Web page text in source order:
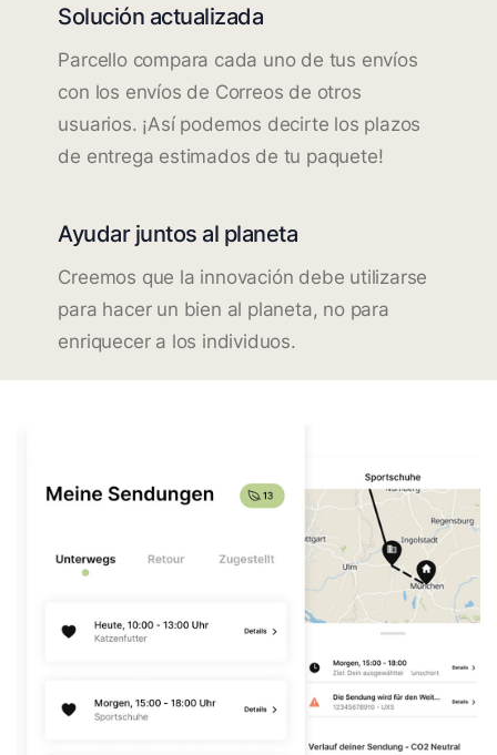
Solución actualizada
Parcello compara cada uno de tus envíos
con los envíos de Correos de otros
usuarios. ¡Así podemos decirte los plazos
de entrega estimados de tu paquete!
Ayudar juntos al planeta
Creemos que la innovación debe utilizarse
para hacer un bien al planeta, no para
enriquecer a los individuos.